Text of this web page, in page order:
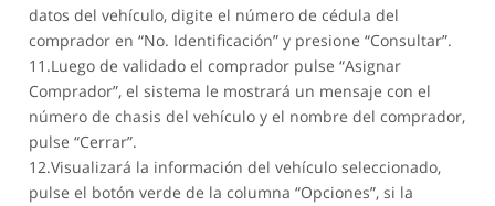
datos del vehículo, digite el número de cédula del
comprador en “No. Identificación” y presione “Consultar”.
11.Luego de validado el comprador pulse “Asignar
Comprador”, el sistema le mostrará un mensaje con el
número de chasis del vehículo y el nombre del comprador,
pulse “Cerrar”.
12.Visualizará la información del vehículo seleccionado,
pulse el botón verde de la columna “Opciones”, si la